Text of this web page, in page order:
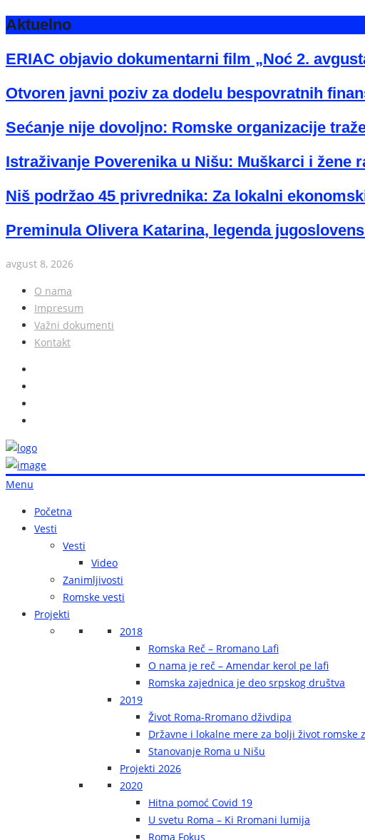
Aktuelno
ERIAC objavio dokumentarni film „Noć 2.
Otvoren javni poziv za dodelu bespovratnih
Sećanje nije dovoljno: Romske organizacije
Istraživanje Poverenika u Nišu: Muškarci i
Niš podržao 45 privrednika: Za lokalni
Preminula Olivera Katarina, legenda
avgust 8, 2026
O nama
Impresum
Važni dokumenti
Kontakt
Menu
Početna
Vesti
Vesti
Video
Zanimljivosti
Romske vesti
Projekti
2018
Romska Reč – Rromano Lafi
O nama je reč – Amendar kerol pe lafi
Romska zajednica je deo srpskog društva
2019
Život Roma-Rromano dživdipa
Državne i lokalne mere za bolji život romske
Stanovanje Roma u Nišu
Projekti 2026
2020
Hitna pomoć Covid 19
U svetu Roma – Ki Rromani lumija
Roma Fokus